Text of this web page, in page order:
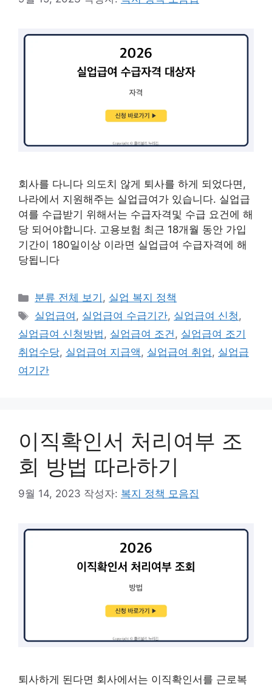
회사를 다니다 의도치 않게 퇴사를 하게 되었다면,
나라에서 지원해주는 실업급여가 있습니다. 실업급
여를 수급받기 위해서는 수급자격및 수급 요건에 해
당 되어야합니다. 고용보험 최근 18개월 동안 가입
기간이 180일이상 이라면 실업급여 수급자격에 해
당됩니다
카
테
리
분류 전체 보기 , 실업 복지 정책
태
그
실업급여 , 실업급여 수급기간, 실업급여 신청,
실업급여 신청방법, 실업급여 조건, 실업급여 조기
취업수당, 실업급여 지급액, 실업급여 취업, 실업급
여기간
이직확인서 처리여부 조
회 방법 따라하기
9월 14, 2023 작성자: 복지 정책 모음집
퇴사하게 된다면 회사에서는 이직확인서를 근로복